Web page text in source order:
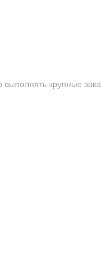
крупные